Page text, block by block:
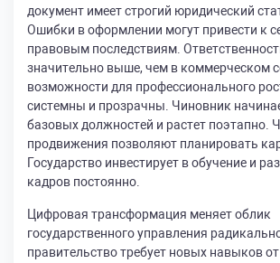
документ имеет строгий юридический
Ошибки в оформлении могут привести к
правовым последствиям.
значительно выше, чем в коммерческом
возможности для профессионального
системны и прозрачны. Чиновник
базовых должностей и растет поэтапно.
продвижения позволяют планировать
Государство инвестирует в обучение и
кадров постоянно.
Цифровая трансформация меняет облик
государственного управления
правительство требует новых навыков от